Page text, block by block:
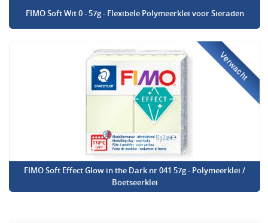
FIMO Soft Wit 0 - 57g - Flexibele Polymeerklei voor Sieraden
Verwacht
FIMO Soft Effect Glow in the Dark nr 041 57g - Polymeerklei /
Boetseerklei